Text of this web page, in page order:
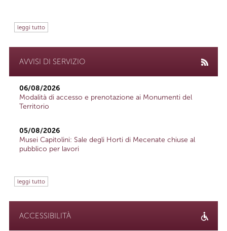
leggi tutto
AVVISI DI SERVIZIO
06/08/2026
Modalità di accesso e prenotazione ai Monumenti del
Territorio
05/08/2026
Musei Capitolini: Sale degli Horti di Mecenate chiuse al
pubblico per lavori
leggi tutto
ACCESSIBILITÀ